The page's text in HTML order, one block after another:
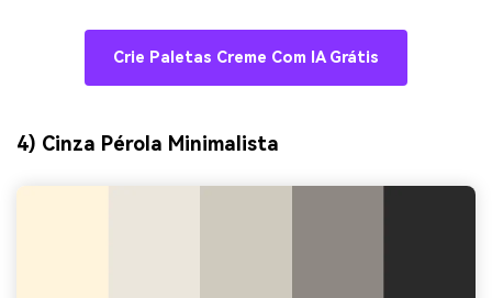
Crie Paletas Creme Com IA Grátis
4) Cinza Pérola Minimalista